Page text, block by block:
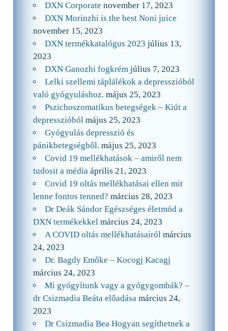
DXN Corporate november 17, 2023
DXN Morinzhi is the best Noni juice
november 15, 2023
DXN termékkatalógus 2023 július 13,
2023
DXN Ganozhi fogkrém július 7, 2023
Lelki szellemi táplálékok a depresszióból
való gyógyuláshoz. május 25, 2023
Pszichoszomatikus betegségek – Kiút a
depresszióból május 25, 2023
Gyógyulás depresszió és
pánikbetegségből. május 25, 2023
Covid 19 mellékhatások – amiről nem
tudosit a média április 21, 2023
Covid 19 oltás mellékhatásai ellen mit
lenne fontos tenned? március 28, 2023
Dr Deák Sándor Egészséges életmód a
DXN termékekkel március 24, 2023
A COVID oltás mellékhatásairól március
24, 2023
Dr. Bagdy Emőke – Kocogj Kacagj
március 24, 2023
Mi gyógyítunk vagy a gyógygombák? –
dr Csizmadia Beáta előadása március 24,
2023
Dr Csizmadia Bea Hogyan segíthetnek a